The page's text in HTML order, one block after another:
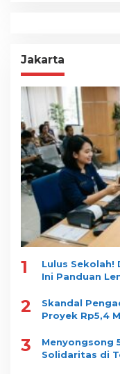
Jakarta
1
Lulus Sekolah!
Ini Panduan
2
Skandal
Proyek Rp5,4
3
Menyongsong
Solidaritas di